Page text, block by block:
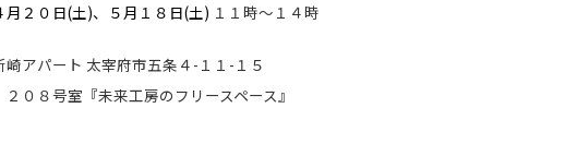
月２０日(土)、 ５月１８日(土) １１時～１４時
崎アパート 太宰府市五条４-１１-１５
室『未来工房のフリースペース』